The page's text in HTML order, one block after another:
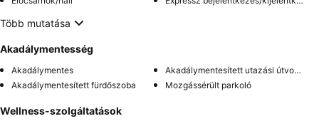
Több mutatása
Akadálymentesség
Akadálymentes
Akadálymentesített utazási útvonal
Akadálymentesített fürdőszoba
Mozgássérült parkoló
Wellness-szolgáltatások